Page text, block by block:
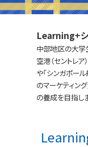
Learning+
中部地区の大学
空港（セントレ
や「シンガポー
のマーケティン
の養成を目指し